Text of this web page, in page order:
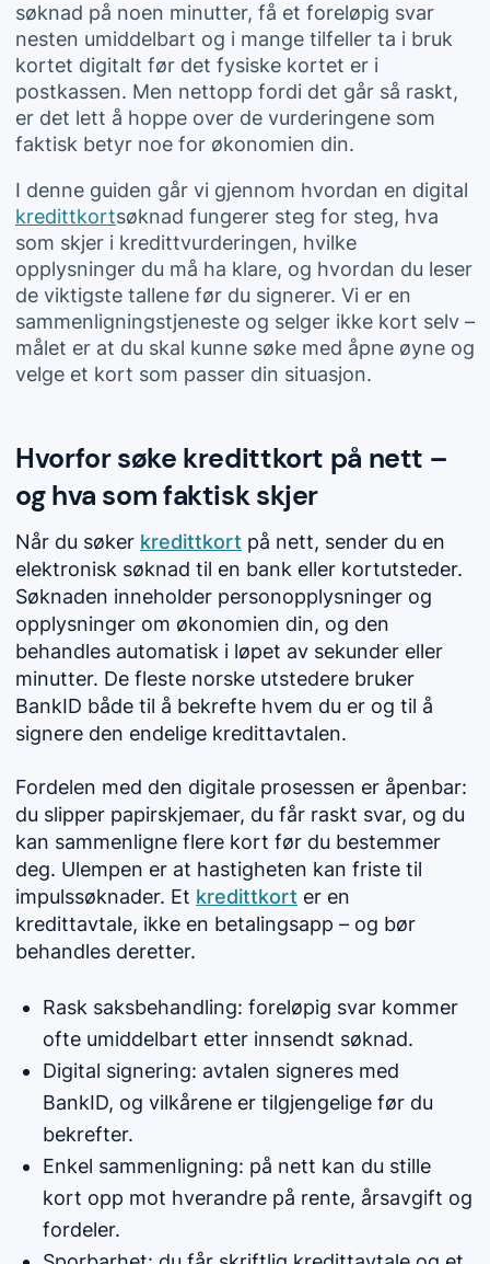
søknad på noen minutter, få et foreløpig svar
nesten umiddelbart og i mange tilfeller ta i bruk
kortet digitalt før det fysiske kortet er i
postkassen. Men nettopp fordi det går så raskt,
er det lett å hoppe over de vurderingene som
faktisk betyr noe for økonomien din.
I denne guiden går vi gjennom hvordan en digital
kredittkortsøknad fungerer steg for steg, hva
som skjer i kredittvurderingen, hvilke
opplysninger du må ha klare, og hvordan du leser
de viktigste tallene før du signerer. Vi er en
sammenligningstjeneste og selger ikke kort selv –
målet er at du skal kunne søke med åpne øyne og
velge et kort som passer din situasjon.
Hvorfor søke kredittkort på nett –
og hva som faktisk skjer
Når du søker kredittkort på nett, sender du en
elektronisk søknad til en bank eller kortutsteder.
Søknaden inneholder personopplysninger og
opplysninger om økonomien din, og den
behandles automatisk i løpet av sekunder eller
minutter. De fleste norske utstedere bruker
BankID både til å bekrefte hvem du er og til å
signere den endelige kredittavtalen.
Fordelen med den digitale prosessen er åpenbar:
du slipper papirskjemaer, du får raskt svar, og du
kan sammenligne flere kort før du bestemmer
deg. Ulempen er at hastigheten kan friste til
impulssøknader. Et kredittkort er en
kredittavtale, ikke en betalingsapp – og bør
behandles deretter.
Rask saksbehandling: foreløpig svar kommer
ofte umiddelbart etter innsendt søknad.
Digital signering: avtalen signeres med
BankID, og vilkårene er tilgjengelige før du
bekrefter.
Enkel sammenligning: på nett kan du stille
kort opp mot hverandre på rente, årsavgift og
fordeler.